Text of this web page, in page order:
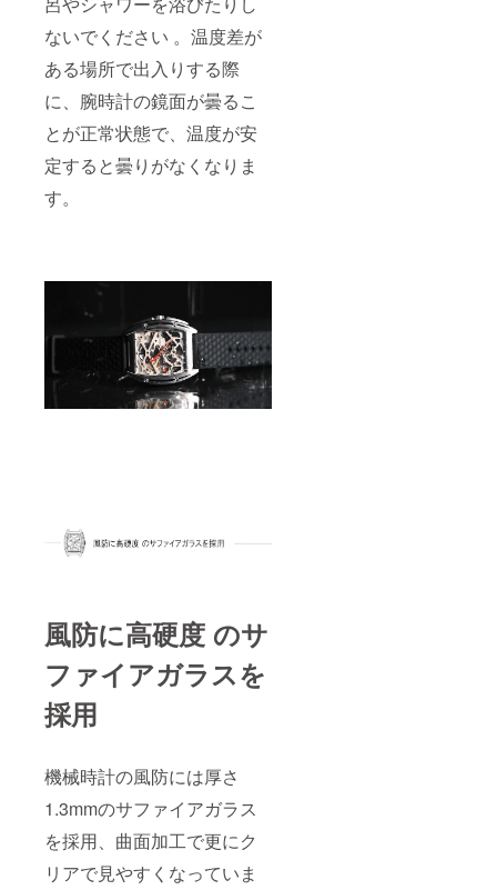
ないでください 。温度差が
ある場所で出入りする際
に、腕時計の鏡面が曇るこ
とが正常状態で、温度が安
定すると曇りがなくなりま
す。
風防に高硬度 のサ
ファイアガラスを
採用
機械時計の風防には厚さ
1.3mmのサファイアガラス
を採用、曲面加工で更にク
リアで見やすくなっていま